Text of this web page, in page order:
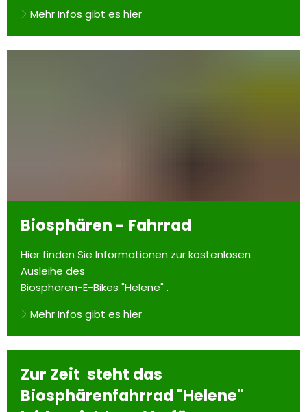
Mehr Infos gibt es hier
Biosphären - Fahrrad
Hier finden Sie Informationen zur kostenlosen
Ausleihe des
Biosphären-E-Bikes "Helene" .
Mehr Infos gibt es hier
Zur Zeit steht das
Biosphärenfahrrad "Helene"